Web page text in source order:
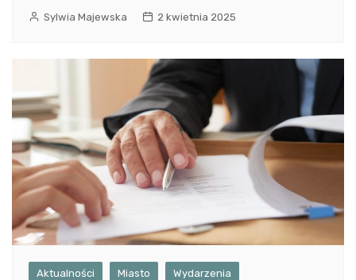
Sylwia Majewska 2 kwietnia 2025
Aktualności Miasto Wydarzenia